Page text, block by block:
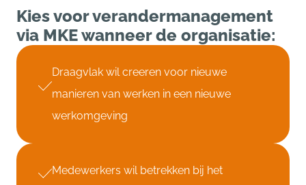
Kies voor verandermanagement
via MKE wanneer de organisatie:
Draagvlak wil creeren voor nieuwe
manieren van werken in een nieuwe
werkomgeving
Medewerkers wil betrekken bij het